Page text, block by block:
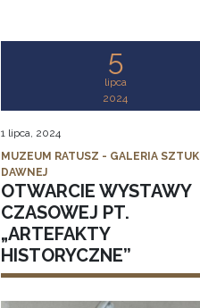
5
lipca
2024
1 lipca, 2024
MUZEUM RATUSZ - GALERIA SZTUKI
DAWNEJ
OTWARCIE WYSTAWY
CZASOWEJ PT.
„ARTEFAKTY
HISTORYCZNE”